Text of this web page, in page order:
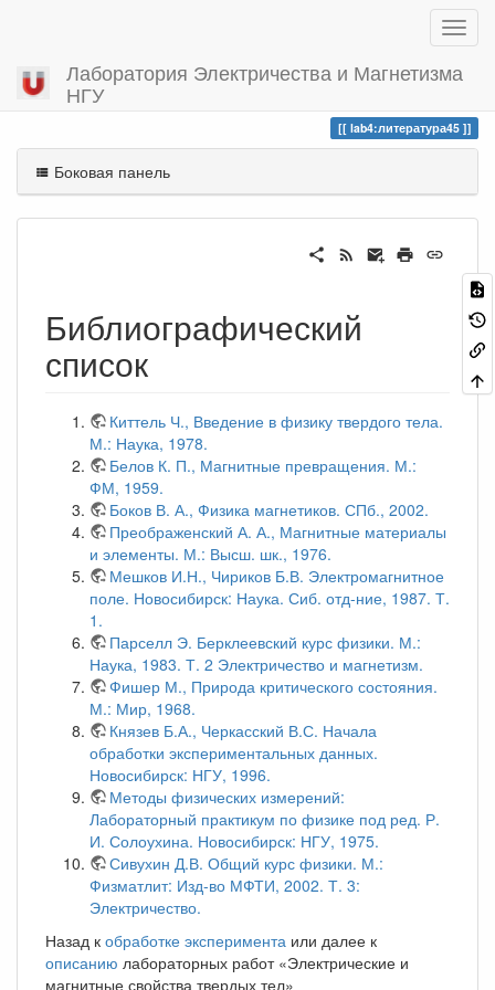
Лаборатория Электричества и Магнетизма
НГУ
Вы посетили
lab4:литература45
Боковая панель
Библиографический
список
Киттель Ч., Введение в физику твердого тела.
М.: Наука, 1978.
Белов К. П., Магнитные превращения. М.:
ФМ, 1959.
Боков В. А., Физика магнетиков. СПб., 2002.
Преображенский А. А., Магнитные материалы
и элементы. М.: Высш. шк., 1976.
Мешков И.Н., Чириков Б.В. Электромагнитное
поле. Новосибирск: Наука. Сиб. отд-ние, 1987. Т.
1.
Парселл Э. Берклеевский курс физики. М.:
Наука, 1983. Т. 2 Электричество и магнетизм.
Фишер М., Природа критического состояния.
М.: Мир, 1968.
Князев Б.А., Черкасский В.С. Начала
обработки экспериментальных данных.
Новосибирск: НГУ, 1996.
Методы физических измерений:
Лабораторный практикум по физике под ред. Р.
И. Солоухина. Новосибирск: НГУ, 1975.
Сивухин Д.В. Общий курс физики. М.:
Физматлит: Изд-во МФТИ, 2002. Т. 3:
Электричество.
Назад к обработке эксперимента или далее к
описанию лабораторных работ «Электрические и
магнитные свойства твердых тел»